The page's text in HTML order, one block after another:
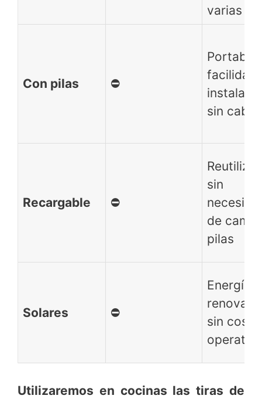
varias
Con pilas ⛔️
facilidad
sin
Recargable ⛔️
sin
de
pilas
Solares ⛔️
Energía
sin
Utilizaremos en cocinas las tiras de